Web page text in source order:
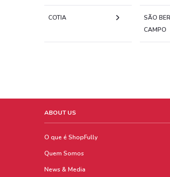
COTIA
SÃO
CAMPO
ABOUT US
O que é ShopFully
Quem Somos
News & Media